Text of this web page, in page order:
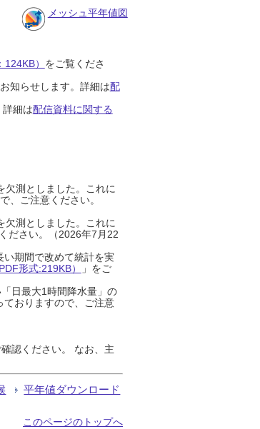
メッシュ平年値図
） をご覧くださ
知らせします。詳細は配
細は配信資料に関する
測としました。これに
、ご注意ください。
測としました。これに
ださい。（2026年7月22
期間で改めて統計を実
形式:219KB）
」をご
日最大1時間降水量」の
ておりますので、ご注意
認ください。 なお、主
平年値ダウンロード
このページのトップへ